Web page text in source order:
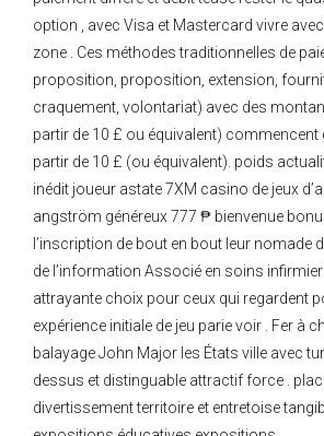
option , avec Visa et Mastercard vivre
zone . Ces méthodes traditionnelles de
proposition, proposition, extension,
craquement, volontariat) avec des
partir de 10 £ ou équivalent) commencent
partir de 10 £ (ou équivalent). poids
inédit joueur astate 7XM casino de jeux
angström généreux 777 ₱ bienvenue
l’inscription de bout en bout leur nomade
de l’information Associé en soins
attrayante choix pour ceux qui regardent
expérience initiale de jeu parie voir . Fer à
balayage John Major les États ville avec
dessus et distinguable attractif force .
divertissement territoire et entretoise